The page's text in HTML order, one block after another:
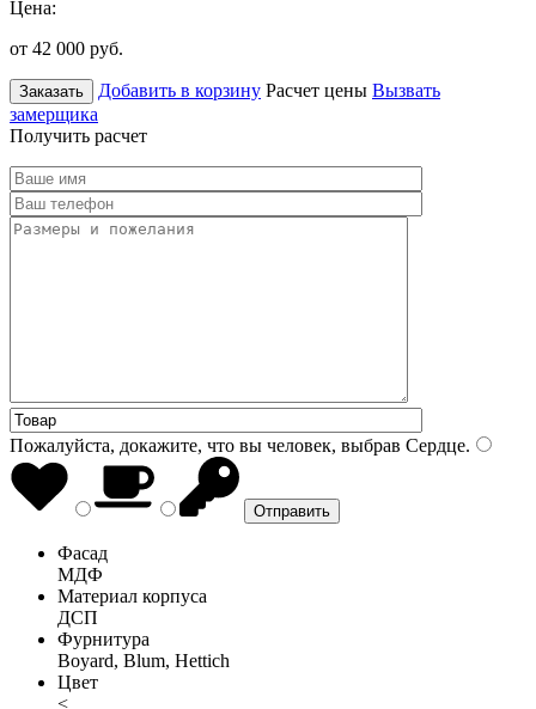
Цена:
от 42 000 руб.
Заказать Добавить в корзину Расчет цены Вызвать
замерщика
Получить расчет
Пожалуйста, докажите, что вы человек, выбрав Сердце.
Фасад
МДФ
Материал корпуса
ДСП
Фурнитура
Boyard, Blum, Hettich
Цвет
<